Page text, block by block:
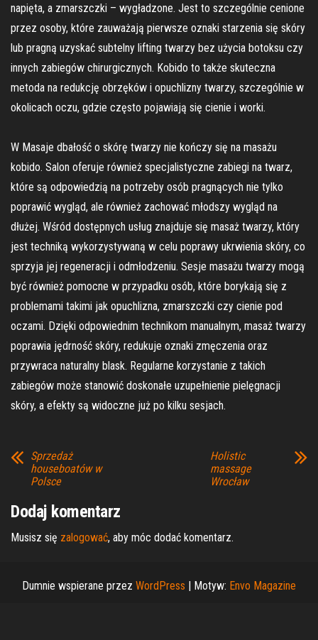
napięta, a zmarszczki – wygładzone. Jest to szczególnie cenione
przez osoby, które zauważają pierwsze oznaki starzenia się skóry
lub pragną uzyskać subtelny lifting twarzy bez użycia botoksu czy
innych zabiegów chirurgicznych. Kobido to także skuteczna
metoda na redukcję obrzęków i opuchlizny twarzy, szczególnie w
okolicach oczu, gdzie często pojawiają się cienie i worki.
W Masaje dbałość o skórę twarzy nie kończy się na masażu
kobido. Salon oferuje również specjalistyczne zabiegi na twarz,
które są odpowiedzią na potrzeby osób pragnących nie tylko
poprawić wygląd, ale również zachować młodszy wygląd na
dłużej. Wśród dostępnych usług znajduje się masaż twarzy, który
jest techniką wykorzystywaną w celu poprawy ukrwienia skóry, co
sprzyja jej regeneracji i odmłodzeniu. Sesje masażu twarzy mogą
być również pomocne w przypadku osób, które borykają się z
problemami takimi jak opuchlizna, zmarszczki czy cienie pod
oczami. Dzięki odpowiednim technikom manualnym, masaż twarzy
poprawia jędrność skóry, redukuje oznaki zmęczenia oraz
przywraca naturalny blask. Regularne korzystanie z takich
zabiegów może stanowić doskonałe uzupełnienie pielęgnacji
skóry, a efekty są widoczne już po kilku sesjach.
Sprzedaż
houseboatów w
Polsce
Holistic
massage
Wrocław
Dodaj komentarz
Musisz się zalogować, aby móc dodać komentarz.
Dumnie wspierane przez WordPress | Motyw: Envo Magazine